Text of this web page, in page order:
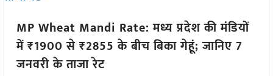
MP Wheat Mandi Rate: मध्य प्रदेश की मंडियों
में ₹1900 से ₹2855 के बीच बिका गेहूं; जानिए 7
जनवरी के ताजा रेट